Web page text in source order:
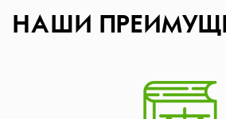
НАШИ